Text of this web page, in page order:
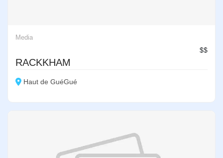
Media
$$
RACKKHAM
Haut de GuéGué